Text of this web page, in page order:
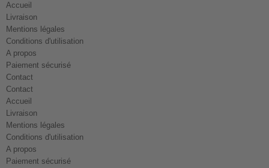
Accueil
Livraison
Mentions légales
Conditions d'utilisation
A propos
Paiement sécurisé
Contact
Contact
Accueil
Livraison
Mentions légales
Conditions d'utilisation
A propos
Paiement sécurisé